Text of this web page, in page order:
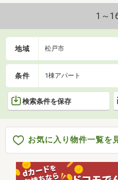
1～
地域 松戸市
条件 1棟アパート
検索条件を保存
お気に入り物件一覧を